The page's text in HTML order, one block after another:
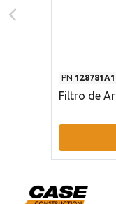
PN 128781A1
Filtro de